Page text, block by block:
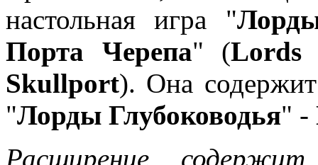
настольная игра "
Порта Черепа" (Lords
Skullport). Она
"Лорды Глубоководья" -
Расширение